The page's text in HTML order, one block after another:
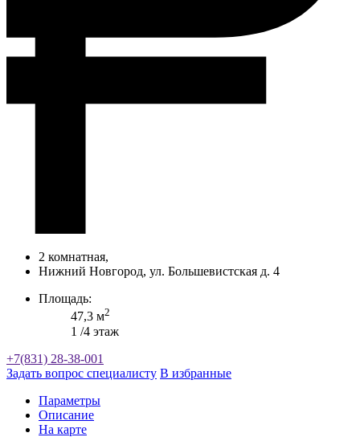
2 комнатная,
Нижний Новгород, ул. Большевистская д. 4
Площадь:
47,3 м2
1 /4 этаж
+7(831) 28-38-001
Задать вопрос специалисту В избранные
Параметры
Описание
На карте